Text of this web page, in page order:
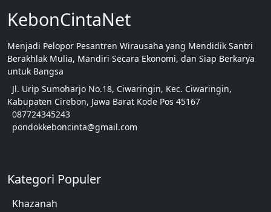
KebonCintaNet
Menjadi Pelopor Pesantren Wirausaha yang Mendidik Santri
Berakhlak Mulia, Mandiri Secara Ekonomi, dan Siap Berkarya
untuk Bangsa
Jl. Urip Sumoharjo No.18, Ciwaringin, Kec. Ciwaringin,
Kabupaten Cirebon, Jawa Barat Kode Pos 45167
087724345243
pondokkeboncinta@gmail.com
Kategori Populer
Khazanah